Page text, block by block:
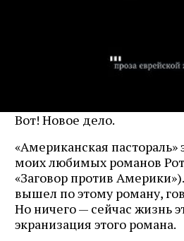
Вот! Новое дело.
«Американская пастораль»
моих любимых романов
«Заговор против
вышел по этому роману,
Но ничего — сейчас жизнь
экранизация этого романа.